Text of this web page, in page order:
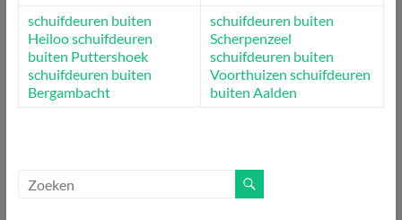
schuifdeuren buiten
Heilooschuifdeuren
buiten Puttershoek
schuifdeuren buiten
Bergambacht
schuifdeuren buiten
Scherpenzeel
schuifdeuren buiten
Voorthuizen schuifdeuren
buiten Aalden